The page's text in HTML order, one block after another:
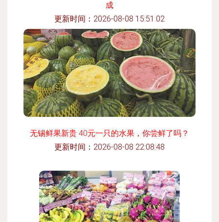
成
更新时间：2026-08-08 15:51:02
无锡鲜果新贵 40元一只的水果，你尝鲜了吗？
更新时间：2026-08-08 22:08:48